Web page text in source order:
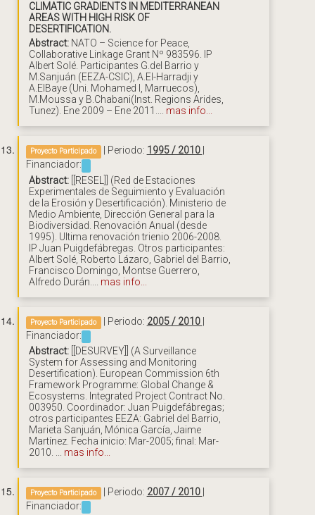
CLIMATIC GRADIENTS IN MEDITERRANEAN
AREAS WITH HIGH RISK OF
DESERTIFICATION.
Abstract: NATO – Science for Peace,
Collaborative Linkage Grant Nº 983596. IP
Albert Solé. Participantes G.del Barrio y
M.Sanjuán (EEZA-CSIC), A.El-Harradji y
A.ElBaye (Uni. Mohamed I, Marruecos),
M.Moussa y B.Chabani(Inst. Regions Arides,
Tunez). Ene 2009 – Ene 2011.... mas info...
Proyecto Participado | Periodo: 1995 / 2010
Financiador:
Abstract: [[RESEL]] (Red de Estaciones
Experimentales de Seguimiento y Evaluación
de la Erosión y Desertificación). Ministerio de
Medio Ambiente, Dirección General para la
Biodiversidad. Renovación Anual (desde
1995). Ultima renovación trienio 2006-2008.
IP Juan Puigdefábregas. Otros participantes:
Albert Solé, Roberto Lázaro, Gabriel del Barrio,
Francisco Domingo, Montse Guerrero,
Alfredo Durán.... mas info...
Proyecto Participado | Periodo: 2005 / 2010
Financiador:
Abstract: [[DESURVEY]] (A Surveillance
System for Assessing and Monitoring
Desertification). European Commission 6th
Framework Programme: Global Change &
Ecosystems. Integrated Project Contract No.
003950. Coordinador: Juan Puigdefábregas;
otros participantes EEZA: Gabriel del Barrio,
Marieta Sanjuán, Mónica García, Jaime
Martínez. Fecha inicio: Mar-2005; final: Mar-
2010. ... mas info...
Proyecto Participado | Periodo: 2007 / 2010
Financiador: